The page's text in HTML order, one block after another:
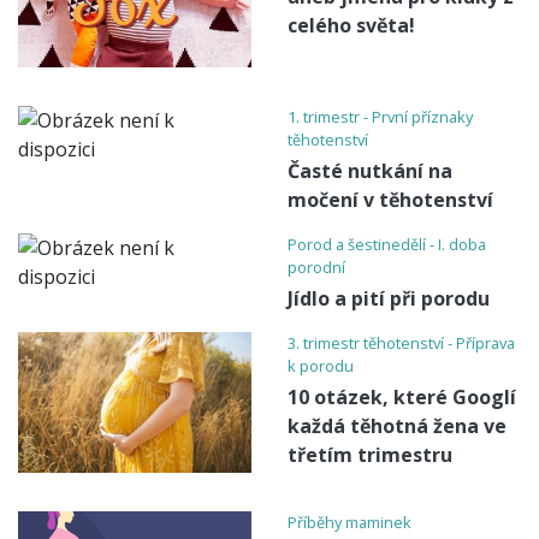
celého světa!
1. trimestr - První příznaky
těhotenství
Časté nutkání na
močení v těhotenství
Porod a šestinedělí - I. doba
porodní
Jídlo a pití při porodu
3. trimestr těhotenství - Příprava
k porodu
10 otázek, které Googlí
každá těhotná žena ve
třetím trimestru
Příběhy maminek